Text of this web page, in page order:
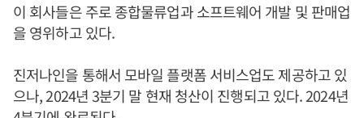
이 회사들은 주로 종합물류업과 소프트웨어 개발 및 판매업
을 영위하고 있다.
진저나인을 통해서 모바일 플랫폼 서비스업도 제공하고 있
으나, 2024년 3분기 말 현재 청산이 진행되고 있다. 2024년